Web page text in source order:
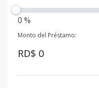
0 %
Monto del Préstamo:
RD$ 0